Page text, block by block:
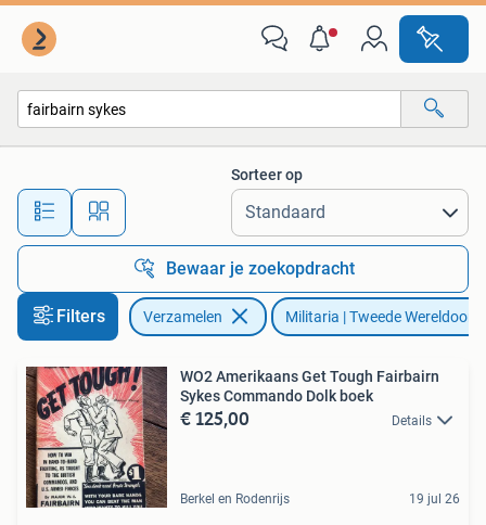
Alle afstanden…
Sorteer op
Bewaar je zoekopdracht
Filters Verzamelen Militaria | Tweede
WO2 Amerikaans Get Tough Fairbairn
Sykes Commando Dolk boek
€ 125,00 Details
Berkel en Rodenrijs 19 jul 26